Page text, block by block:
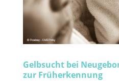
Gelbsucht bei
zur Früherkennung